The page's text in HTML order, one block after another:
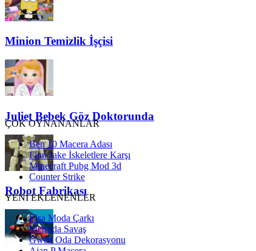
Minion Temizlik İşçisi
Juliet Bebek Göz Doktorunda
Robot Fabrikası
ÇOK OYNANANLAR
Ben 10 Macera Adası
Finn Jake İskeletlere Karşı
Minecraft Pubg Mod 3d
Counter Strike
YENİ EKLENENLER
Elsa Moda Çarkı
Metroda Savaş
Gwen Oda Dekorasyonu